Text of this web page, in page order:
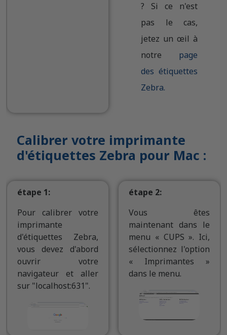
? Si ce n'est
pas le cas,
jetez un œil à
notre page
des étiquettes
Zebra.
Calibrer votre imprimante
d'étiquettes Zebra pour Mac :
étape 1:
Pour calibrer votre
imprimante
d'étiquettes Zebra,
vous devez d'abord
ouvrir votre
navigateur et aller
sur "localhost:631".
étape 2:
Vous êtes
maintenant dans le
menu « CUPS ». Ici,
sélectionnez l'option
« Imprimantes »
dans le menu.